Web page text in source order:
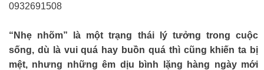
0932691508
“Nhẹ nhõm” là một trạng thái lý tưởng trong cuộc
sống, dù là vui quá hay buồn quá thì cũng khiến ta bị
mệt, nhưng những êm dịu bình lặng hàng ngày mới